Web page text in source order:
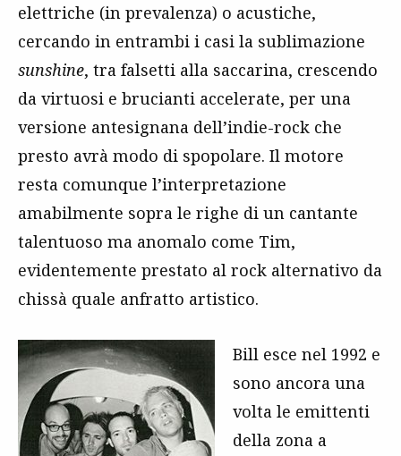
elettriche (in prevalenza) o acustiche,
cercando in entrambi i casi la sublimazione
sunshine, tra falsetti alla saccarina, crescendo
da virtuosi e brucianti accelerate, per una
versione antesignana dell’indie-rock che
presto avrà modo di spopolare. Il motore
resta comunque l’interpretazione
amabilmente sopra le righe di un cantante
talentuoso ma anomalo come Tim,
evidentemente prestato al rock alternativo da
chissà quale anfratto artistico.
Bill esce nel 1992 e
sono ancora una
volta le emittenti
della zona a